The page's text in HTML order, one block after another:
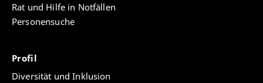
Rat und Hilfe in Notfällen
Personensuche
Profil
Diversität und Inklusion